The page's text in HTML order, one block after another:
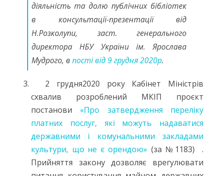
діяльність та долю публічних бібліотек
в консультації-презентації від
Н.Розколупи, заст. генерального
директора НБУ України ім. Ярослава
Мудрого, в пості від 9 грудня 2020р.
2 грудня2020 року Кабінет Міністрів
схвалив розроблений МКІП проєкт
постанови «Про затвердження переліку
платних послуг, які можуть надаватися
державними і комунальними закладами
культури, що не є орендою» (за №1183) .
Прийняття закону дозволяє врегулювати